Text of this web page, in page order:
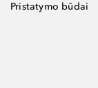
Pristatymo būdai